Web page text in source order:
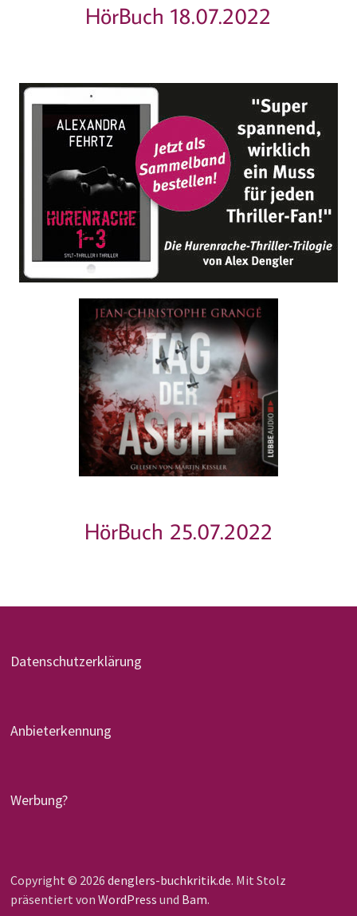
HörBuch 18.07.2022
HörBuch 25.07.2022
Datenschutzerklärung
Anbieterkennung
Werbung?
Copyright © 2026 denglers-buchkritik.de. Mit Stolz
präsentiert von WordPress und Bam.